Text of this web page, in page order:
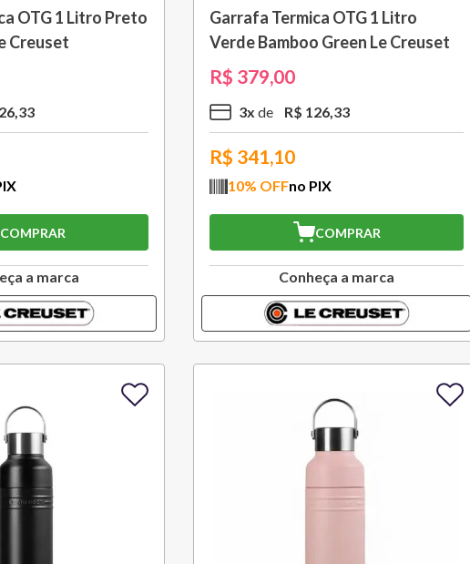
OTG 1 Litro Preto
Creuset
,33
COMPRAR
a marca
Garrafa Termica OTG 1 Litro
Verde Bamboo Green Le Creuset
R$ 379,00
3x R$ 126,33
R$ 341,10
10% OFFno PIX
COMPRAR
Conheça a marca